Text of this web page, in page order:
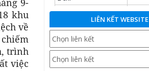
9-
khu
về
trình
việc
LIÊN KẾT WEBSITE